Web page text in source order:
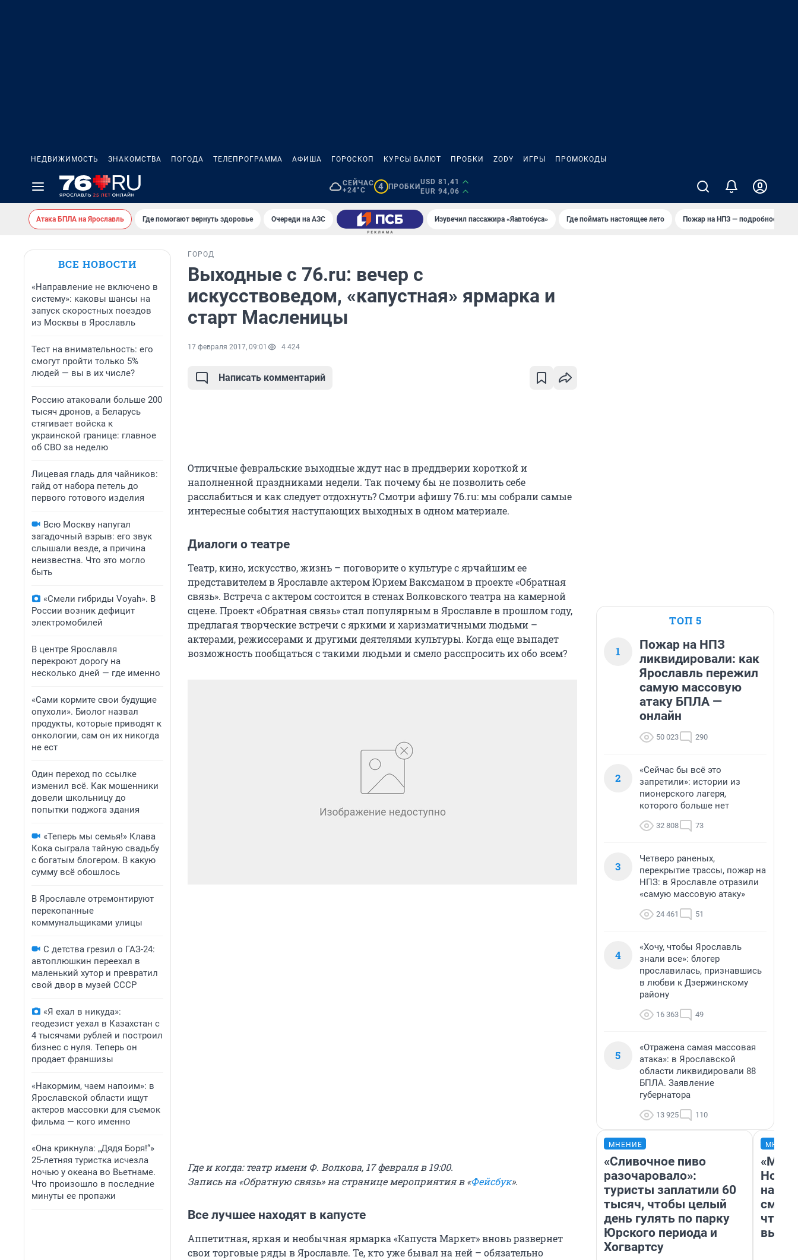
НЕДВИЖИМОСТЬ ЗНАКОМСТВА ПОГОДА ТЕЛЕПРОГРАММА АФИША ГОРОСКОП КУРСЫ ВАЛЮТ ПРОБКИ ZODY ИГРЫ ПРОМОКОДЫ
СЕЙЧАС
+24°C
4 ПРОБКИ
USD 81,41
EUR 94,06
Атака БПЛА на Ярославль Где помогают вернуть здоровье Очереди на АЗС Изувечил пассажира «Яавтобуса» Где поймать настоящее лето Пожар на НПЗ — подробности
ВСЕ НОВОСТИ
«Направление не включено в
систему»: каковы шансы на
запуск скоростных поездов
из Москвы в Ярославль
Тест на внимательность: его
смогут пройти только 5%
людей — вы в их числе?
Россию атаковали больше 200
тысяч дронов, а Беларусь
стягивает войска к
украинской границе: главное
об СВО за неделю
Лицевая гладь для чайников:
гайд от набора петель до
первого готового изделия
Всю Москву напугал
загадочный взрыв: его звук
слышали везде, а причина
неизвестна. Что это могло
быть
«Смели гибриды Voyah». В
России возник дефицит
электромобилей
В центре Ярославля
перекроют дорогу на
несколько дней — где именно
«Сами кормите свои будущие
опухоли». Биолог назвал
продукты, которые приводят к
онкологии, сам он их никогда
не ест
Один переход по ссылке
изменил всё. Как мошенники
довели школьницу до
попытки поджога здания
«Теперь мы семья!» Клава
Кока сыграла тайную свадьбу
с богатым блогером. В какую
сумму всё обошлось
В Ярославле отремонтируют
перекопанные
коммунальщиками улицы
С детства грезил о ГАЗ-24:
автоплюшкин переехал в
маленький хутор и превратил
свой двор в музей СССР
«Я ехал в никуда»:
геодезист уехал в Казахстан с
4 тысячами рублей и построил
бизнес с нуля. Теперь он
продает франшизы
«Накормим, чаем напоим»: в
Ярославской области ищут
актеров массовки для съемок
фильма — кого именно
«Она крикнула: „Дядя Боря!“»
25-летняя туристка исчезла
ночью у океана во Вьетнаме.
Что произошло в последние
минуты ее пропажи
ГОРОД
Выходные с 76.ru: вечер с
искусствоведом, «капустная» ярмарка и
старт Масленицы
17 февраля 2017, 09:01 4 424
Написать комментарий
Отличные февральские выходные ждут нас в преддверии короткой и
наполненной праздниками недели. Так почему бы не позволить себе
расслабиться и как следует отдохнуть? Смотри афишу 76.ru: мы собрали самые
интересные события наступающих выходных в одном материале.
Диалоги о театре
Театр, кино, искусство, жизнь – поговорите о культуре с ярчайшим ее
представителем в Ярославле актером Юрием Ваксманом в проекте «Обратная
связь». Встреча с актером состоится в стенах Волковского театра на камерной
сцене. Проект «Обратная связь» стал популярным в Ярославле в прошлом году,
предлагая творческие встречи с яркими и харизматичными людьми –
актерами, режиссерами и другими деятелями культуры. Когда еще выпадет
возможность пообщаться с такими людьми и смело расспросить их обо всем?
Где и когда: театр имени Ф. Волкова, 17 февраля в 19:00.
Запись на «Обратную связь» на странице мероприятия в «Фейсбук».
Все лучшее находят в капусте
Аппетитная, яркая и необычная ярмарка «Капуста Маркет» вновь развернет
свои торговые ряды в Ярославле. Те, кто уже бывал на ней – обязательно
ТОП 5
1
Пожар на НПЗ
ликвидировали: как
Ярославль пережил
самую массовую
атаку БПЛА —
онлайн
50 023 290
2
«Сейчас бы всё это
запретили»: истории из
пионерского лагеря,
которого больше нет
32 808 73
3
Четверо раненых,
перекрытие трассы, пожар на
НПЗ: в Ярославле отразили
«самую массовую атаку»
24 461 51
4
«Хочу, чтобы Ярославль
знали все»: блогер
прославилась, признавшись
в любви к Дзержинскому
району
16 363 49
5
«Отражена самая массовая
атака»: в Ярославской
области ликвидировали 88
БПЛА. Заявление
губернатора
13 925 110
МНЕНИЕ
«Сливочное пиво
разочаровало»:
туристы заплатили 60
тысяч, чтобы целый
день гулять по парку
Юрского периода и
Хогвартсу
«Мы